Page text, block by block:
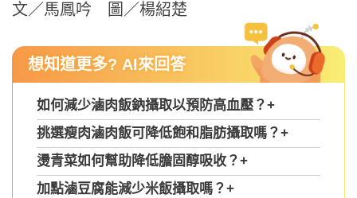
文／馬鳳吟 圖／楊紹楚
想知道更多? AI來回答
如何減少滷肉飯鈉攝取以預防高血壓？+
挑選瘦肉滷肉飯可降低飽和脂肪攝取嗎？+
燙青菜如何幫助降低膽固醇吸收？+
加點滷豆腐能減少米飯攝取嗎？+